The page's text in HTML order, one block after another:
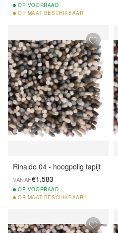
OP VOORRAAD
OP MAAT BESCHIKBAAR
Rinaldo 04 - hoogpolig tapijt
VANAF€1.583
OP VOORRAAD
OP MAAT BESCHIKBAAR